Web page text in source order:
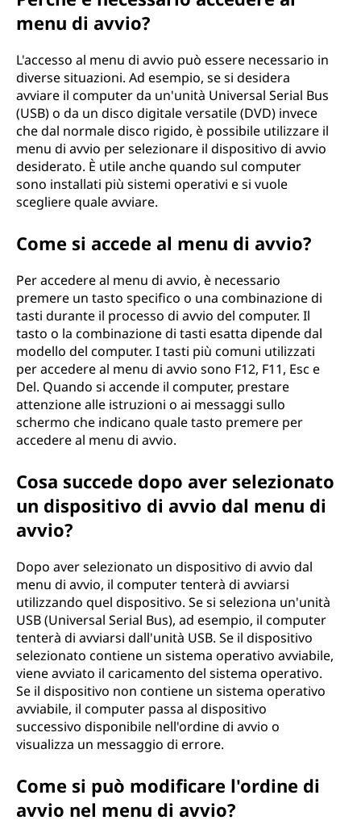
menu di avvio?
L'accesso al menu di avvio può essere necessario in
diverse situazioni. Ad esempio, se si desidera
avviare il computer da un'unità Universal Serial Bus
(USB) o da un disco digitale versatile (DVD) invece
che dal normale disco rigido, è possibile utilizzare il
menu di avvio per selezionare il dispositivo di avvio
desiderato. È utile anche quando sul computer
sono installati più sistemi operativi e si vuole
scegliere quale avviare.
Come si accede al menu di avvio?
Per accedere al menu di avvio, è necessario
premere un tasto specifico o una combinazione di
tasti durante il processo di avvio del computer. Il
tasto o la combinazione di tasti esatta dipende dal
modello del computer. I tasti più comuni utilizzati
per accedere al menu di avvio sono F12, F11, Esc e
Del. Quando si accende il computer, prestare
attenzione alle istruzioni o ai messaggi sullo
schermo che indicano quale tasto premere per
accedere al menu di avvio.
Cosa succede dopo aver selezionato
un dispositivo di avvio dal menu di
avvio?
Dopo aver selezionato un dispositivo di avvio dal
menu di avvio, il computer tenterà di avviarsi
utilizzando quel dispositivo. Se si seleziona un'unità
USB (Universal Serial Bus), ad esempio, il computer
tenterà di avviarsi dall'unità USB. Se il dispositivo
selezionato contiene un sistema operativo avviabile,
viene avviato il caricamento del sistema operativo.
Se il dispositivo non contiene un sistema operativo
avviabile, il computer passa al dispositivo
successivo disponibile nell'ordine di avvio o
visualizza un messaggio di errore.
Come si può modificare l'ordine di
avvio nel menu di avvio?